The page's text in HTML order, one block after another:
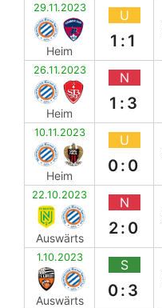
29.11.2023
Heim
U
1:1
26.11.2023
Heim
N
1:3
10.11.2023
Heim
U
0:0
22.10.2023
Auswärts
N
2:0
1.10.2023
Auswärts
S
0:3